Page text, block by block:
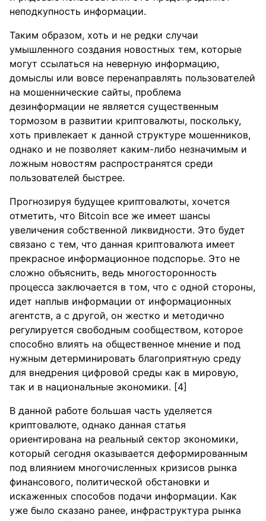
неподкупность информации.
Таким образом, хоть и не редки случаи
умышленного создания новостных тем, которые
могут ссылаться на неверную информацию,
домыслы или вовсе перенаправлять пользователей
на мошеннические сайты, проблема
дезинформации не является существенным
тормозом в развитии криптовалюты, поскольку,
хоть привлекает к данной структуре мошенников,
однако и не позволяет каким-либо незначимым и
ложным новостям распространятся среди
пользователей быстрее.
Прогнозируя будущее криптовалюты, хочется
отметить, что Bitcoin все же имеет шансы
увеличения собственной ликвидности. Это будет
связано с тем, что данная криптовалюта имеет
прекрасное информационное подспорье. Это не
сложно объяснить, ведь многосторонность
процесса заключается в том, что с одной стороны,
идет наплыв информации от информационных
агентств, а с другой, он жестко и методично
регулируется свободным сообществом, которое
способно влиять на общественное мнение и под
нужным детерминировать благоприятную среду
для внедрения цифровой среды как в мировую,
так и в национальные экономики. [4]
В данной работе большая часть уделяется
криптовалюте, однако данная статья
ориентирована на реальный сектор экономики,
который сегодня оказывается деформированным
под влиянием многочисленных кризисов рынка
финансового, политической обстановки и
искаженных способов подачи информации. Как
уже было сказано ранее, инфраструктура рынка